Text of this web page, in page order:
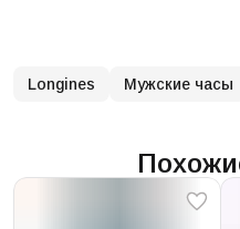
Longines Мужские часы